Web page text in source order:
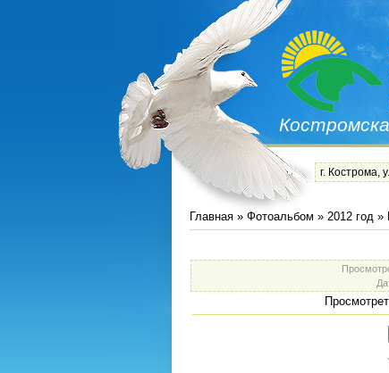
г. Кострома,
Главная » Фотоальбом » 2012 год »